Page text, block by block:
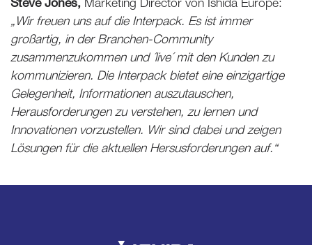
„Wir freuen uns auf die Interpack. Es ist immer
großartig, in der Branchen-Community
zusammenzukommen und ´live´ mit den Kunden zu
kommunizieren. Die Interpack bietet eine einzigartige
Gelegenheit, Informationen auszutauschen,
Herausforderungen zu verstehen, zu lernen und
Innovationen vorzustellen. Wir sind dabei und zeigen
Lösungen für die aktuellen Hersusforderungen auf.“